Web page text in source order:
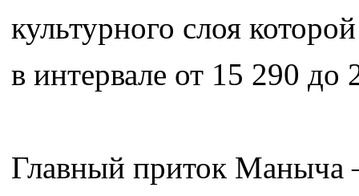
культурного слоя
в интервале от 15 290 до
Главный приток Маныча